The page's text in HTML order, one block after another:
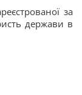
за
держави в